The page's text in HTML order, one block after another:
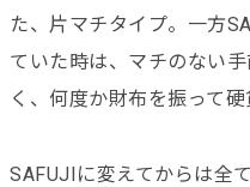
た、片マチタイプ。一方
ていた時は、マチのない
く、何度か財布を振って
SAFUJIに変えてからは全